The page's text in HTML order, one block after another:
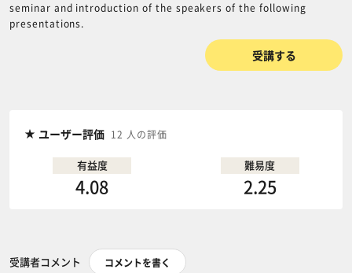
seminar and introduction of the speakers of the following
presentations.
受講する
ユーザー評価 12 人の評価
有益度
4.08
難易度
2.25
受講者コメント コメントを書く